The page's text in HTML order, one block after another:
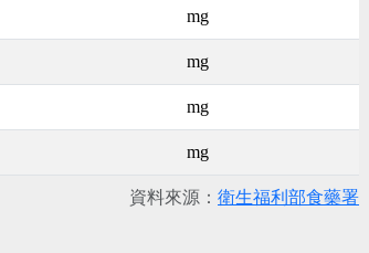
mg
mg
mg
mg
資料來源： 衛生福利部食藥署